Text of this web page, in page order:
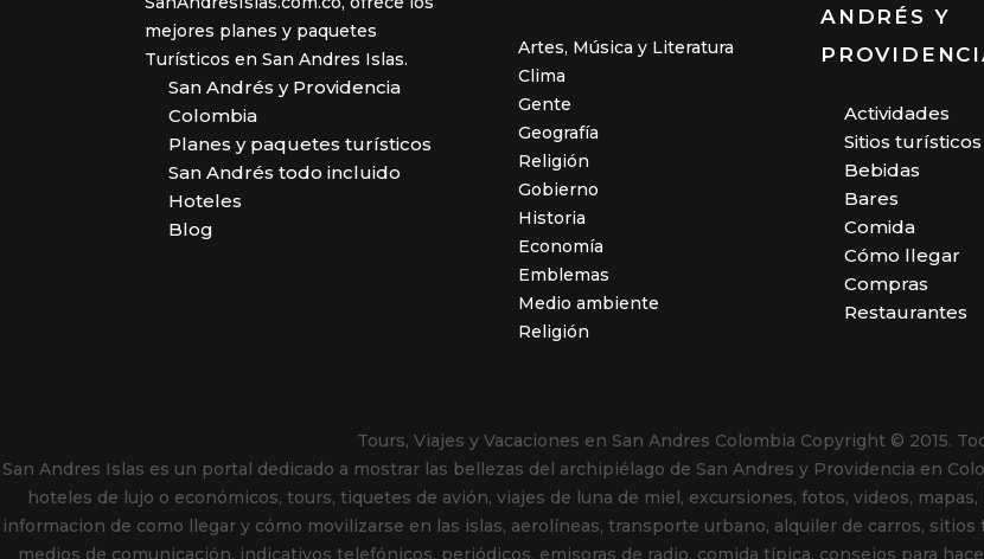
mejores planes y paquetes
Turísticos en San Andres Islas.
San Andrés y Providencia
Colombia
Planes y paquetes turísticos
San Andrés todo incluido
Hoteles
Blog
Artes, Música y Literatura
Clima
Gente
Geografía
Religión
Gobierno
Historia
Economía
Emblemas
Medio ambiente
Religión
ANDRÉS Y
Actividades
Sitios turísticos
Bebidas
Bares
Comida
Cómo llegar
Compras
Restaurantes
Tours, Viajes y Vacaciones en San Andres Colombia Copyright © 2015.
San Andres Islas es un portal dedicado a mostrar las bellezas del archipiélago de San Andres y Providencia en
hoteles de lujo o económicos, tours, tiquetes de avión, viajes de luna de miel, excursiones, fotos, videos,
informacion de como llegar y cómo movilizarse en las islas, aerolíneas, transporte urbano, alquiler de carros,
medios de comunicación, indicativos telefónicos, periódicos, emisoras de radio, comida típica, consejos para